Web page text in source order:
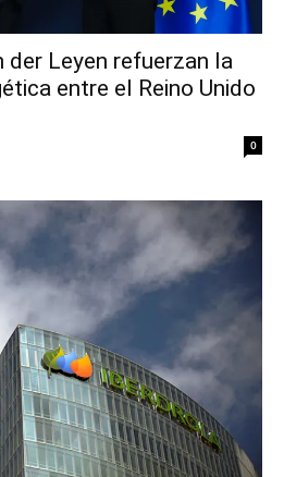
der Leyen refuerzan la
entre el Reino Unido
0